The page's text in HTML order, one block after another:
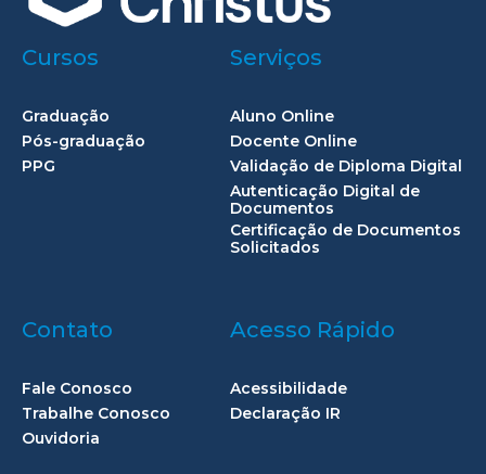
Cursos
Graduação
Pós-graduação
PPG
Serviços
Aluno Online
Docente Online
Validação de Diploma Digital
Autenticação Digital de
Documentos
Certificação de Documentos
Solicitados
Contato
Fale Conosco
Trabalhe Conosco
Ouvidoria
Acesso Rápido
Acessibilidade
Declaração IR